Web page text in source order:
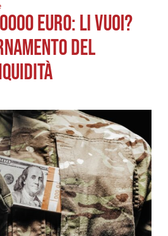
euro: li vuoi?
del